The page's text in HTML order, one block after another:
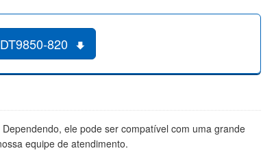
820
ele pode ser compatível com uma grande
equipe de atendimento.